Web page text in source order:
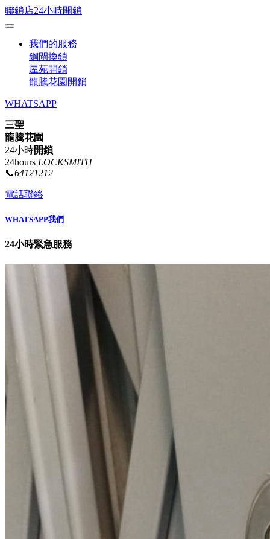
聯鎖店24小時開鎖
我們的服務
鋼閘換鎖
屋苑開鎖
龍騰花園開鎖
WHATSAPP
三聖
龍騰花園
24小時開鎖
24hours LOCKSMITH
📞64121212
電話聯絡
WHATSAPP我們
24小時緊急服務